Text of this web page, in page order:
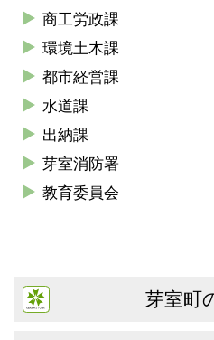
商工労政課
環境土木課
都市経営課
水道課
出納課
芽室消防署
教育委員会
芽室町